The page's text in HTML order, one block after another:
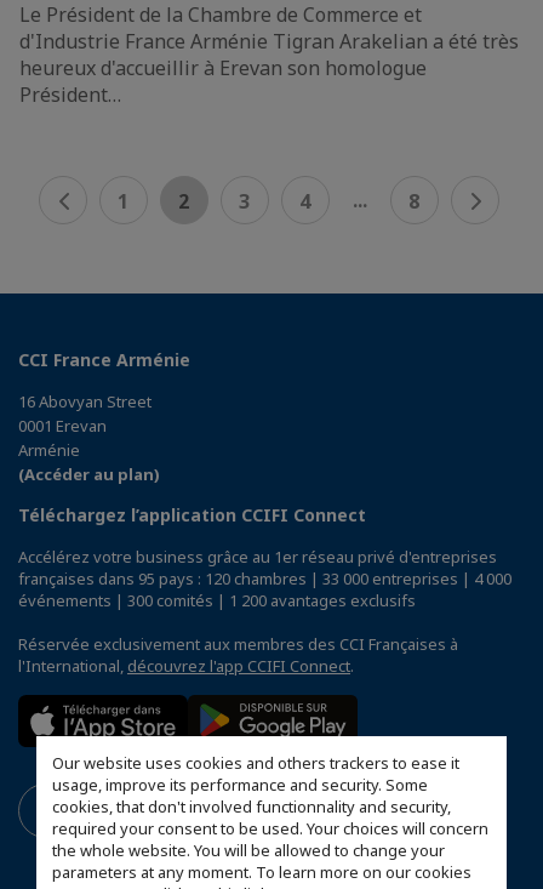
Our website uses cookies and others trackers to ease it
usage, improve its performance and security. Some
cookies, that don't involved functionnality and security,
required your consent to be used. Your choices will concern
the whole website. You will be allowed to change your
parameters at any moment. To learn more on our cookies
Le Président de la Chambre de Commerce et
d'Industrie France Arménie Tigran Arakelian a été très
heureux d'accueillir à Erevan son homologue
Président…
1 2 3 4 ... 8
CCI France Arménie
16 Abovyan Street
0001 Erevan
Arménie
(Accéder au plan)
Téléchargez l’application CCIFI Connect
Accélérez votre business grâce au 1er réseau privé d'entreprises
françaises dans 95 pays : 120 chambres | 33 000 entreprises | 4 000
événements | 300 comités | 1 200 avantages exclusifs
Réservée exclusivement aux membres des CCI Françaises à
l'International, découvrez l'app CCIFI Connect.